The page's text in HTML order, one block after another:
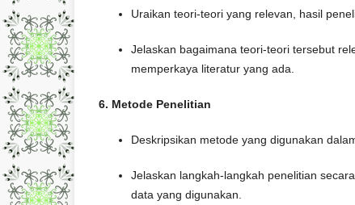
Uraikan teori-teori yang relevan, hasil
Jelaskan bagaimana teori-teori tersebut
memperkaya literatur yang ada.
6. Metode Penelitian
Deskripsikan metode yang digunakan
Jelaskan langkah-langkah penelitian
data yang digunakan.